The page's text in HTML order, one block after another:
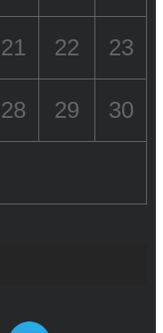
21 22 23
28 29 30